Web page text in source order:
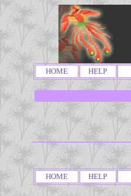
HOME HELP
HOME HELP